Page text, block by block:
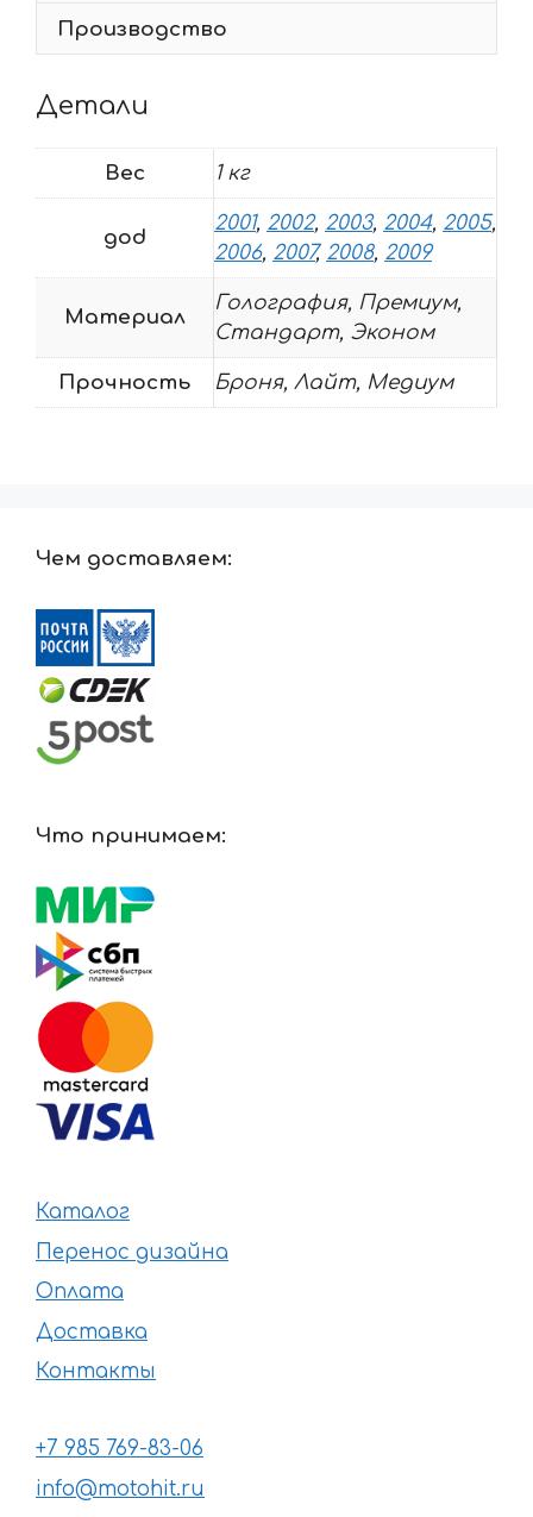
Производство
Детали
Вес 1 кг
god
2001, 2002, 2003, 2004, 2005,
2006, 2007, 2008, 2009
Материал
Голография, Премиум,
Стандарт, Эконом
Прочность Броня, Лайт, Медиум
Чем доставляем:
Что принимаем:
Каталог
Перенос дизайна
Оплата
Доставка
Контакты
+7 985 769-83-06
info@motohit.ru